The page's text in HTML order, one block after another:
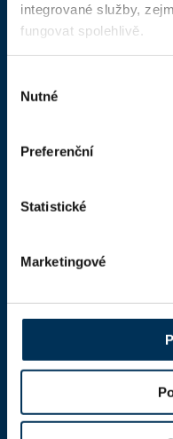
integrované služby,
fungovat spolehlivě.
souhlasu
Nutné
Preferenční
Statistické
Marketingové
Domů
Aktuality
Dokumenty a formuláře
Advokátní deník
Kontaktní informace
Česká advokátní komora
Kaňkův palác
110 00 Praha 1,mapa